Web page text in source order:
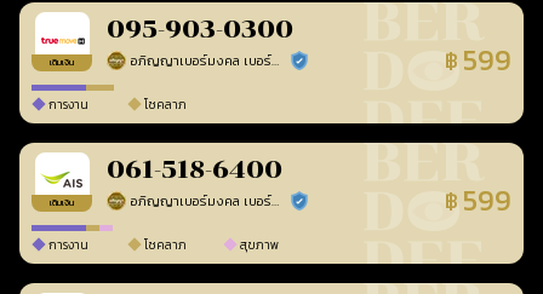
เติมเงิน
095-903-0300
อภิญญาเบอร์มงคล เบอร์สวยเลขศาสตร์ ร้านยืนยันแล้ว ฿ 599
การงาน โชคลาภ
เติมเงิน
061-518-6400
อภิญญาเบอร์มงคล เบอร์สวยเลขศาสตร์ ร้านยืนยันแล้ว ฿ 599
การงาน โชคลาภ สุขภาพ